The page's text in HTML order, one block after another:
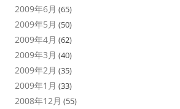
2009年6月 (65)
2009年5月 (50)
2009年4月 (62)
2009年3月 (40)
2009年2月 (35)
2009年1月 (33)
2008年12月 (55)